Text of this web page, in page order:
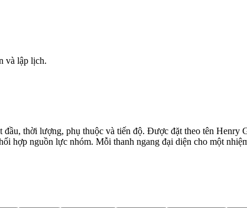
và lập lịch.
thời lượng, phụ thuộc và tiến độ. Được đặt theo tên Henry
hợp nguồn lực nhóm. Mỗi thanh ngang đại diện cho một